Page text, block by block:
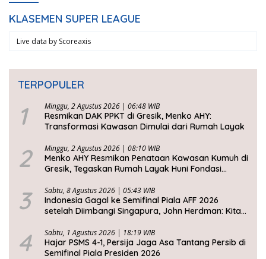
KLASEMEN SUPER LEAGUE
Live data by Scoreaxis
TERPOPULER
1 Minggu, 2 Agustus 2026 | 06:48 WIB
Resmikan DAK PPKT di Gresik, Menko AHY:
Transformasi Kawasan Dimulai dari Rumah Layak
2 Minggu, 2 Agustus 2026 | 08:10 WIB
Menko AHY Resmikan Penataan Kawasan Kumuh di
Gresik, Tegaskan Rumah Layak Huni Fondasi
3 Sabtu, 8 Agustus 2026 | 05:43 WIB
Indonesia Gagal ke Semifinal Piala AFF 2026
setelah Diimbangi Singapura, John Herdman: Kita
4 Sabtu, 1 Agustus 2026 | 18:19 WIB
Hajar PSMS 4-1, Persija Jaga Asa Tantang Persib di
Semifinal Piala Presiden 2026